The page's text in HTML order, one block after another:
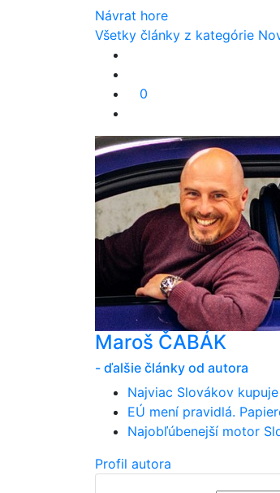
Návrat hore
Všetky články z kategórie
0
Maroš ČABÁK
- ďalšie články od autora
Najviac Slovákov
EÚ mení pravidlá.
Najobľúbenejší motor
Profil autora